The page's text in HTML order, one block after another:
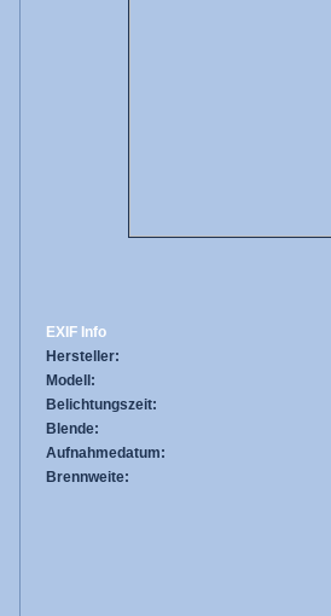
EXIF Info
Hersteller:
Modell:
Belichtungszeit:
Blende:
Aufnahmedatum:
Brennweite: